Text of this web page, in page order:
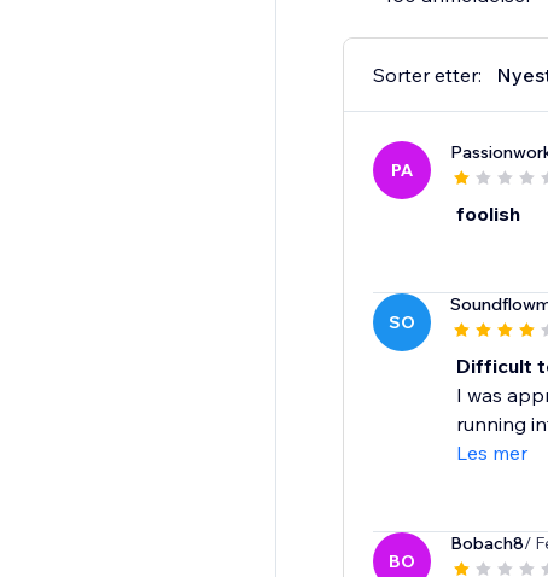
Sorter etter:
PA
foolish
SO
Difficult
I was
running
Les mer
BO
Bobach8/